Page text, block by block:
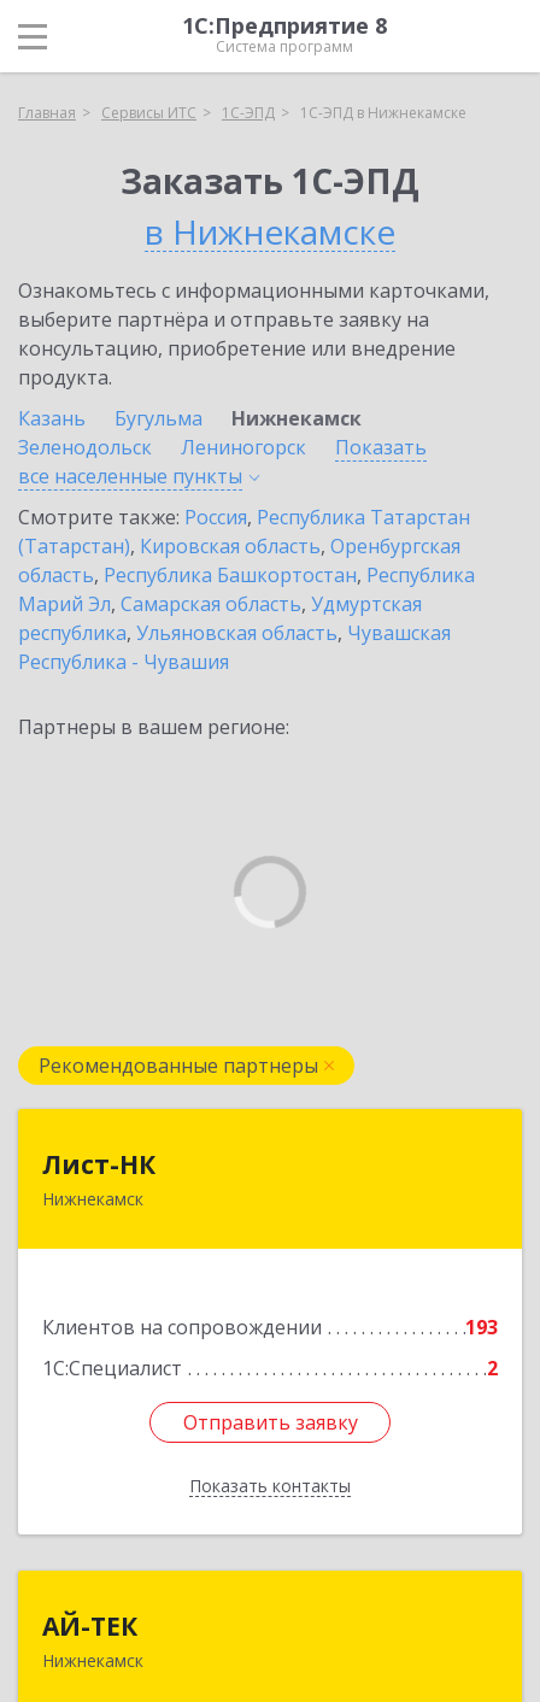
1С:Предприятие 8
Система программ
Главная Сервисы ИТС 1С-ЭПД 1С-ЭПД в Нижнекамске
Заказать 1С-ЭПД
в Нижнекамске
Ознакомьтесь с информационными карточками,
выберите партнёра и отправьте заявку на
консультацию, приобретение или внедрение
продукта.
Казань
Бугульма
Нижнекамск
Зеленодольск
Лениногорск
Показать
все населенные пункты
Смотрите также: Россия, Республика Татарстан
(Татарстан), Кировская область, Оренбургская
область, Республика Башкортостан, Республика
Марий Эл, Самарская область, Удмуртская
республика, Ульяновская область, Чувашская
Республика - Чувашия
Партнеры в вашем регионе:
Рекомендованные партнеры
Лист-НК
Нижнекамск
Клиентов на сопровождении
193
1С:Специалист
2
Отправить заявку
Показать контакты
423585, Татарстан Респ, Нижнекамский р-н,
Отправить заявку
Назад
АЙ-ТЕК
Нижнекамск
423570, Татарстан Респ, Нижнекамский р-н,